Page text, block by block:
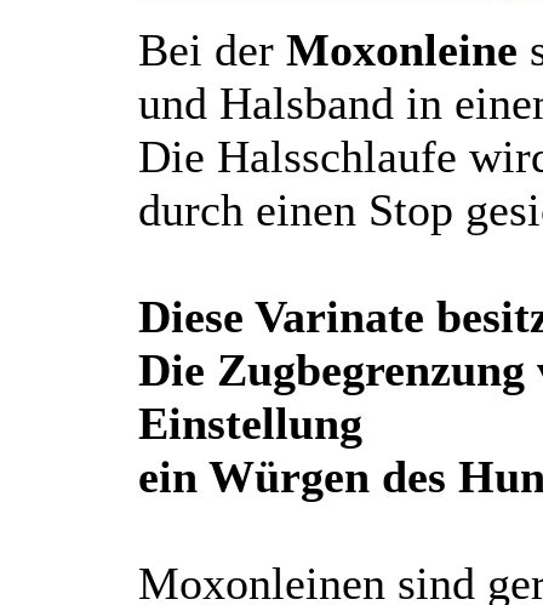
Bei der Moxonleine
und Halsband in
Die Halsschlaufe
durch einen Stop
Diese Varinate
Die
Einstellung
ein Würgen des
Moxonleinen sind